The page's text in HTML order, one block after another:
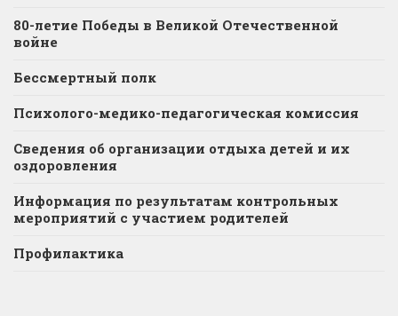
80-летие Победы в Великой Отечественной
войне
Бессмертный полк
Психолого-медико-педагогическая комиссия
Сведения об организации отдыха детей и их
оздоровления
Информация по результатам контрольных
мероприятий с участием родителей
Профилактика